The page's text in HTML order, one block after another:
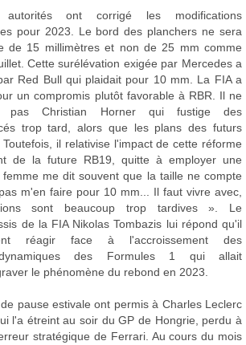
ont corrigé les modifications
pour 2023. Le bord des planchers ne sera
de 15 millimètres et non de 25 mm comme
Cette surélévation exigée par Mercedes a
Red Bull qui plaidait pour 10 mm. La FIA a
un compromis plutôt favorable à RBR. Il ne
pas Christian Horner qui fustige des
trop tard, alors que les plans des futurs
il relativise l'impact de cette réforme
de la future RB19, quitte à employer une
me dit souvent que la taille ne compte
m'en faire pour 10 mm... Il faut vivre avec,
sont beaucoup trop tardives ». Le
de la FIA Nikolas Tombazis lui répond qu'il
réagir face à l'accroissement des
des Formules 1 qui allait
le phénomène du rebond en 2023.
pause estivale ont permis à Charles Leclerc
l'a étreint au soir du GP de Hongrie, perdu à
stratégique de Ferrari. Au cours du mois